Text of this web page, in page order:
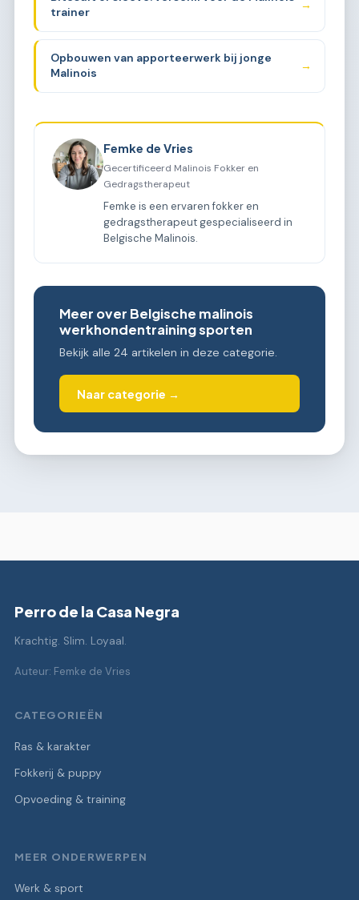
trainer
→
Opbouwen van apporteerwerk bij jonge
Malinois
→
Femke de Vries
Gecertificeerd Malinois Fokker en
Gedragstherapeut
Femke is een ervaren fokker en
gedragstherapeut gespecialiseerd in
Belgische Malinois.
Meer over Belgische malinois
werkhondentraining sporten
Bekijk alle 24 artikelen in deze categorie.
Naar categorie →
Perro de la Casa Negra
Krachtig. Slim. Loyaal.
Auteur: Femke de Vries
CATEGORIEËN
Ras & karakter
Fokkerij & puppy
Opvoeding & training
MEER ONDERWERPEN
Werk & sport